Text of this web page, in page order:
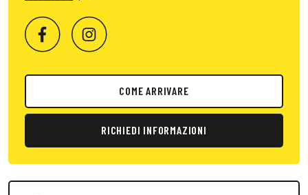
COME ARRIVARE
RICHIEDI INFORMAZIONI